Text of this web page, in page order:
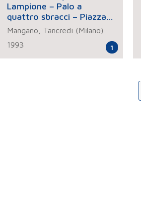
Lampione – Palo a
quattro sbracci – Piazza
Velasca
Mangano, Tancredi (Milano)
1993
1